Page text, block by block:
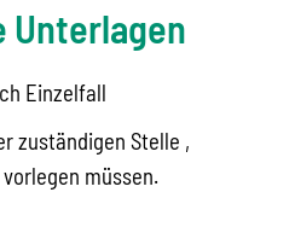
Unterlagen
Einzelfall
zuständigen Stelle ,
müssen.